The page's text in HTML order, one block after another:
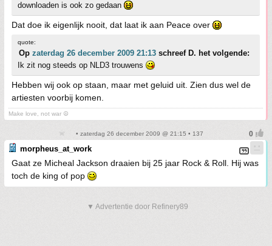
downloaden is ook zo gedaan
Dat doe ik eigenlijk nooit, dat laat ik aan Peace over
quote:
Op zaterdag 26 december 2009 21:13 schreef D. het volgende:
Ik zit nog steeds op NLD3 trouwens
Hebben wij ook op staan, maar met geluid uit. Zien dus wel de
artiesten voorbij komen.
Make love, not war ☮
• zaterdag 26 december 2009 @ 21:15 • 137
morpheus_at_work
Gaat ze Micheal Jackson draaien bij 25 jaar Rock & Roll. Hij was
toch de king of pop
▼ Advertentie door Refinery89